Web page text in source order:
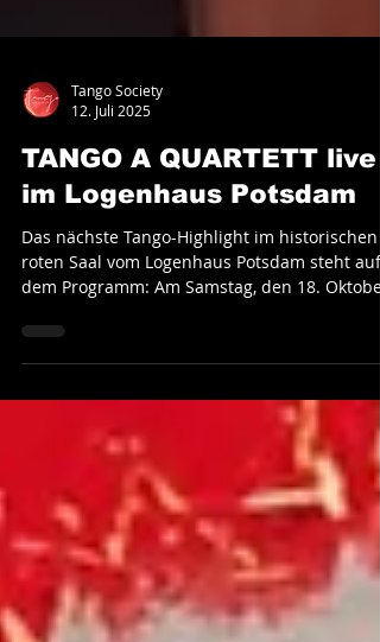
12. Juli 2025
TANGO A QUARTETT live
im Logenhaus Potsdam
Das nächste Tango-Highlight im historischen
dem Programm: Am Samstag, den 18. Oktober
wird das...